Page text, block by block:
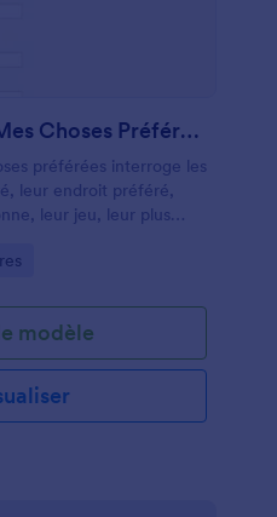
Questionnaire Sur Mes Choses Préférées
préférées interroge les
leur endroit préféré,
leur jeu, leur plus
leur réflexion
le modèle avec des
ou simplement
questionnaire en
!
modèle